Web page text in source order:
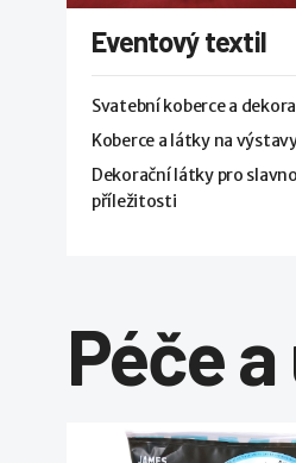
Eventový textil
Svatební koberce a
Koberce a látky na
Dekorační látky pro
příležitosti
Péče